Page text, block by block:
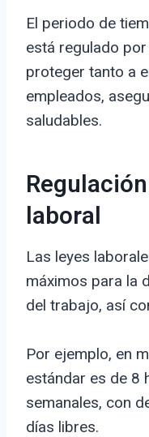
El periodo de
está regulado
proteger tanto a
empleados,
saludables.
laboral
Las leyes
máximos para la
del trabajo, así
Por ejemplo, en
estándar es de 8
semanales, con
días libres.